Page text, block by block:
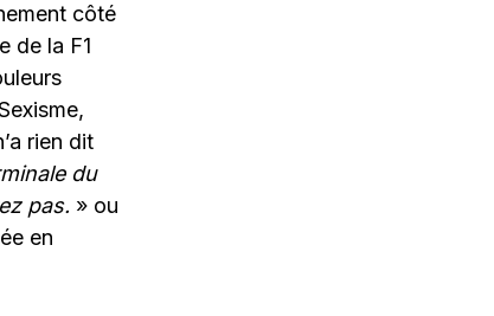
côté
de la F1
rien dit
du
pas. » ou
en